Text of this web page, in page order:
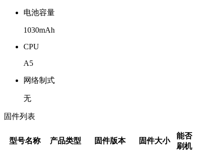
电池容量
1030mAh
CPU
A5
网络制式
无
固件列表
型号名称 产品类型 固件版本 固件大小
能否
刷机